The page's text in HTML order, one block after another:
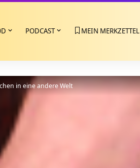
PODCAST MEIN MERKZETTEL
in eine andere Welt